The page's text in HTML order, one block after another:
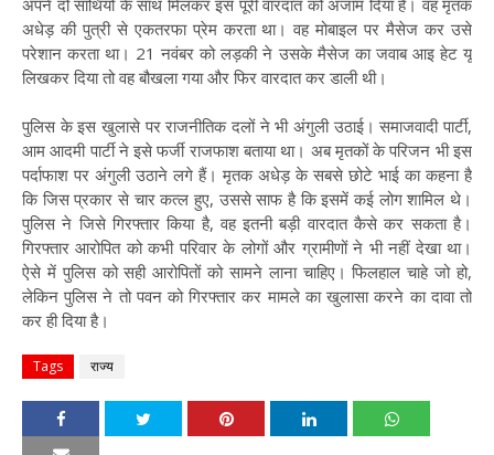
अपने दो साथियों के साथ मिलकर इस पूरी वारदात को अंजाम दिया है। वह मृतक
अधेड़ की पुत्री से एकतरफा प्रेम करता था। वह मोबाइल पर मैसेज कर उसे
परेशान करता था। 21 नवंबर को लड़की ने उसके मैसेज का जवाब आइ हेट यू
लिखकर दिया तो वह बौखला गया और फिर वारदात कर डाली थी।
पुलिस के इस खुलासे पर राजनीतिक दलों ने भी अंगुली उठाई। समाजवादी पार्टी,
आम आदमी पार्टी ने इसे फर्जी राजफाश बताया था। अब मृतकों के परिजन भी इस
पर्दाफाश पर अंगुली उठाने लगे हैं। मृतक अधेड़ के सबसे छोटे भाई का कहना है
कि जिस प्रकार से चार कत्ल हुए, उससे साफ है कि इसमें कई लोग शामिल थे।
पुलिस ने जिसे गिरफ्तार किया है, वह इतनी बड़ी वारदात कैसे कर सकता है।
गिरफ्तार आरोपित को कभी परिवार के लोगों और ग्रामीणों ने भी नहीं देखा था।
ऐसे में पुलिस को सही आरोपितों को सामने लाना चाहिए। फिलहाल चाहे जो हो,
लेकिन पुलिस ने तो पवन को गिरफ्तार कर मामले का खुलासा करने का दावा तो
कर ही दिया है।
Tags राज्य